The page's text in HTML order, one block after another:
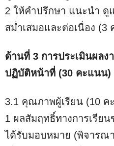
2 ให้คำปรึกษา แนะนำ ดู
สม่ำเสมอและต่อเนื่อง (3
ด้านที่ 3 การประเมินผลง
ปฏิบัติหน้าที่ (30 คะแนน)
3.1 คุณภาพผู้เรียน (10 ค
1 ผลสัมฤทธิ์ทางการเรีย
ได้รับมอบหมาย (พิจารณ